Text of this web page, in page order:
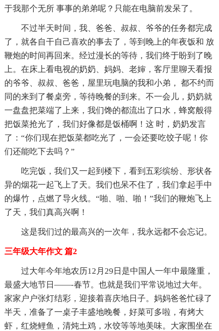
于我那个无所 事事的弟弟呢？只能在电脑前发呆了。
不过半天时间，我、爸爸、叔叔、爷爷的任务都完成
了，就各自干自己喜欢的事去了，等到晚上的年夜饭和 放
鞭炮的时间再回来。经过漫长的等待，我们终于盼到了晚
上。在床上看电视的奶奶、妈妈、老婶，客厅里聊天看报
的爷爷、叔叔、爸爸，屋里玩电脑的我和小弟， 都不约而
同的来到了餐桌旁，等待晚餐的到来。不一会儿，奶奶就
一盘盘把菜端了上来，我们馋的都流出了口水，蜂窝般得
把饭菜抢光了，我们好像都是饭桶啊！这 时，奶奶发言
了：“你们现在把饭菜都吃光了，一会还要吃饺子呢！你
们还能吃下去吗？”
吃完饭，我们又一起到楼下，看到五彩缤纷、形状各
异的烟花一起飞上了天。我们也呆不住了，我们拿起手中
的爆竹，点燃了导火线。“啪、啪、啪！”我们的鞭炮飞上
了天，我们真高兴啊！
这是我们过的最高兴的一次年，我永远都不会忘记。
三年级大年作文 篇2
过大年今年地农历12月29日是中国人一年中最隆重，
最盛大地节日——-春节。也就是我们平常说地过大年。
家家户户张灯结彩，迎接着喜庆地日子。妈妈爸爸忙碌了
半天，准备了一桌子丰盛地晚餐，好菜可多啦，有烤大
虾，红烧鲤鱼，清炖土鸡，水饺等等地美味。大家围坐在